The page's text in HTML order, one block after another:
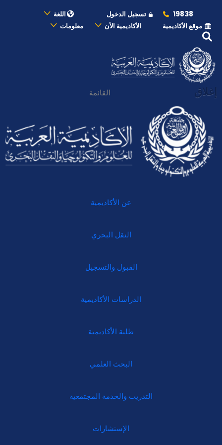
19838 تسجيل الدخول
اللغة
موقع الأكاديمية
الأكاديمية الأن معلومات
إغلاق القائمة
عن الأكاديمية
النقل البحري
القبول والتسجيل
الدراسات الأكاديمية
طلبة الأكاديمية
البحث العلمي
التدريب والخدمة المجتمعية
الإستشارات